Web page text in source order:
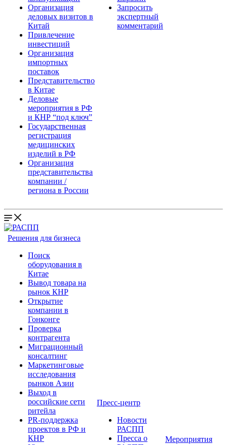
Организация
деловых визитов в
Китай
Привлечение
инвестиций
Организация
импортных
поставок
Представительство
в Китае
Деловые
мероприятия в РФ
и КНР “под ключ”
Государственная
регистрация
медицинских
изделий в РФ
Организация
представительства
компании /
региона в России
Запросить
экспертный
комментарий
Решения для бизнеса
Поиск
оборудования в
Китае
Вывод товара на
рынок КНР
Открытие
компании в
Гонконге
Проверка
контрагента
Миграционный
консалтинг
Маркетинговые
исследования
рынков Азии
Выход в
российские сети
ритейла
PR-поддержка
проектов в РФ и
КНР
Пресс-центр
Новости
РАСПП
Пресса о
Мероприятия